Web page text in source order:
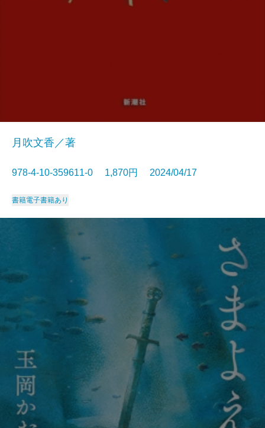
月吹文香／著
978-4-10-359611-0 1,870円 2024/04/17
書籍電子書籍あり